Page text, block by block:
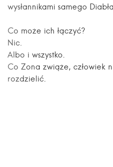
wysłannikami samego Diabła.
Co może ich łączyć?
Nic.
Albo i wszystko.
Co Zona zwiąże, człowiek
rozdzielić.